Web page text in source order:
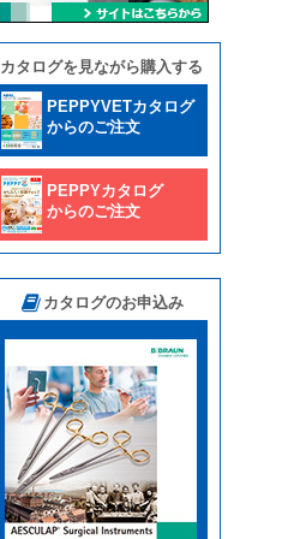
カタログを見ながら購入する
PEPPYVETカタログ
からのご注文
PEPPYカタログ
からのご注文
カタログのお申込み